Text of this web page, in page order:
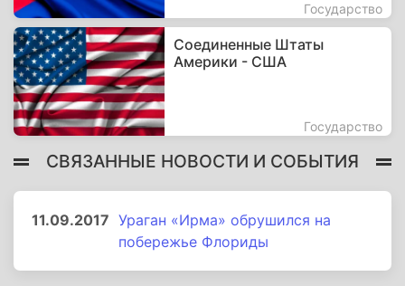
Государство
Соединенные Штаты
Америки - США
Государство
СВЯЗАННЫЕ НОВОСТИ И СОБЫТИЯ
11.09.2017 Ураган «Ирма» обрушился на
побережье Флориды